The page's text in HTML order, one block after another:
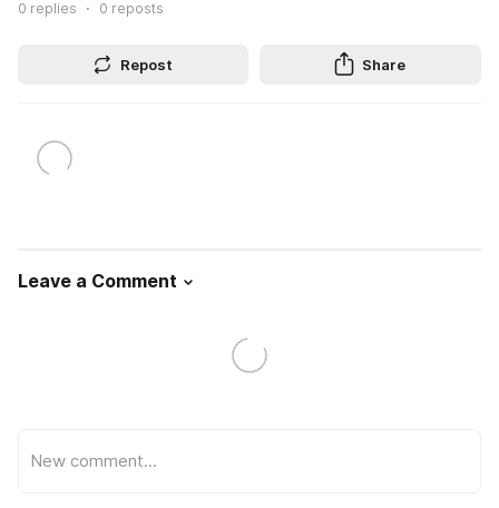
0 replies 0 reposts
Repost Share
Leave a Comment